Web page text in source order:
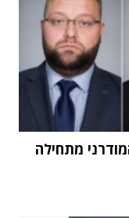
מתחילה